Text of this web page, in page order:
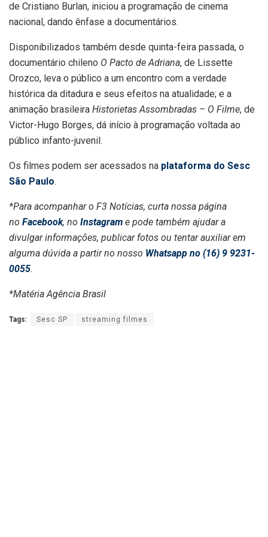
de Cristiano Burlan, iniciou a programação de cinema
nacional, dando ênfase a documentários.
Disponibilizados também desde quinta-feira passada, o
documentário chileno O Pacto de Adriana, de Lissette
Orozco, leva o público a um encontro com a verdade
histórica da ditadura e seus efeitos na atualidade; e a
animação brasileira Historietas Assombradas – O Filme, de
Victor-Hugo Borges, dá início à programação voltada ao
público infanto-juvenil.
Os filmes podem ser acessados na plataforma do Sesc
São Paulo.
*Para acompanhar o F3 Notícias, curta nossa página
no Facebook, no Instagram e pode também ajudar a
divulgar informações, publicar fotos ou tentar auxiliar em
alguma dúvida a partir no nosso Whatsapp no (16) 9 9231-
0055.
*Matéria Agência Brasil
Tags: Sesc SP streaming filmes